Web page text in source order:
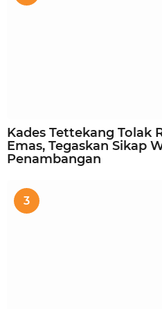
Kades Tettekang Tolak
Emas, Tegaskan Sikap
Penambangan
3